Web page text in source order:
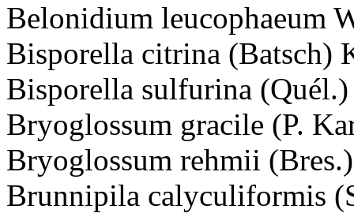
Belonidium leucophaeum
Bisporella citrina (Batsch)
Bisporella sulfurina
Bryoglossum gracile (P.
Bryoglossum rehmii
Brunnipila calyculiformis